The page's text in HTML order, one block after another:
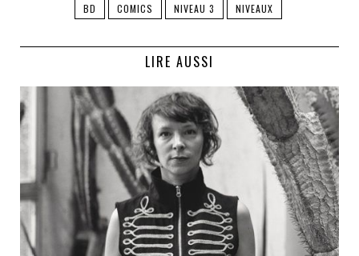
BD COMICS NIVEAU 3 NIVEAUX
LIRE AUSSI